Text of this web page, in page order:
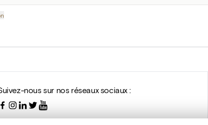
nous sur nos réseaux sociaux :